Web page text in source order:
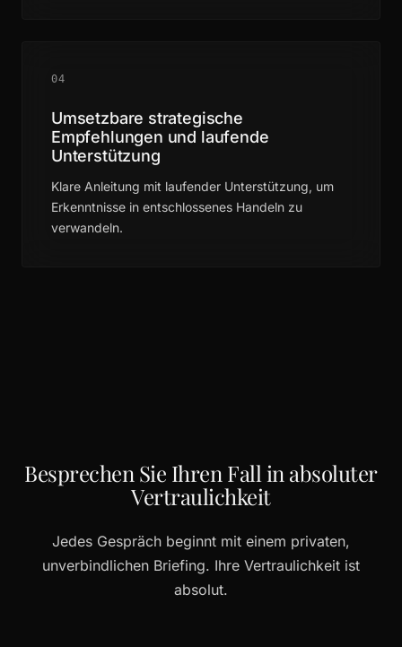
04
Umsetzbare strategische
Empfehlungen und laufende
Unterstützung
Klare Anleitung mit laufender Unterstützung, um
Erkenntnisse in entschlossenes Handeln zu
verwandeln.
Besprechen Sie Ihren Fall in absoluter
Vertraulichkeit
Jedes Gespräch beginnt mit einem privaten,
unverbindlichen Briefing. Ihre Vertraulichkeit ist
absolut.